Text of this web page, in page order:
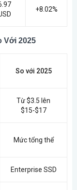
+8.02%
Với 2025
So với 2025
Từ $3.5 lên
$15-$17
Mức tổng thể
Enterprise SSD